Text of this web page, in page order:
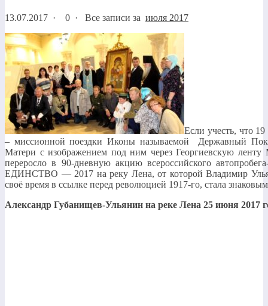
13.07.2017 · 0 · Все записи за июля 2017
Если учесть, что
– миссионной поездки Иконы называемой Державный
Матери с изображением под ним через Георгиевскую
переросло в 90-дневную акцию всероссийского
ЕДИНСТВО — 2017 на реку Лена, от которой Владимир
своё время в ссылке перед революцией 1917-го, стала
Александр Губанищев-Ульянин на реке Лена 25 июня 2017